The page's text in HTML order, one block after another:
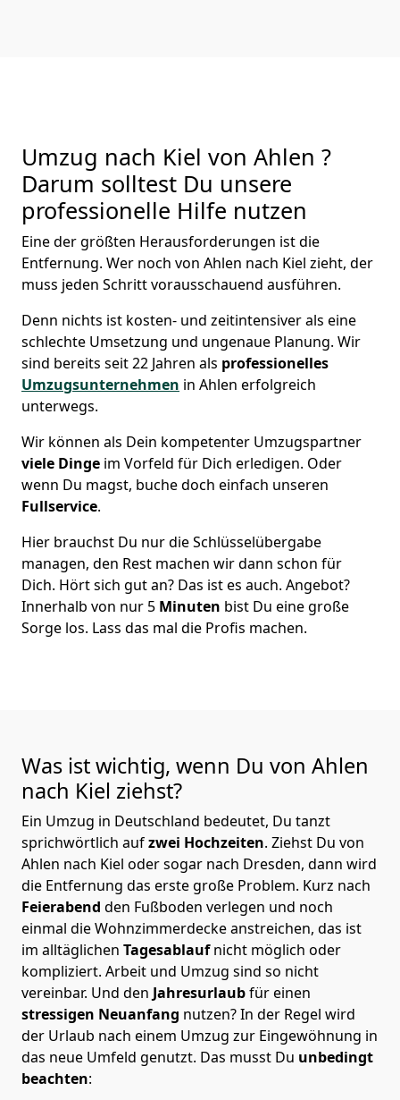
Umzug nach Kiel von Ahlen ?
Darum solltest Du unsere
professionelle Hilfe nutzen
Eine der größten Herausforderungen ist die
Entfernung. Wer noch von Ahlen nach Kiel zieht, der
muss jeden Schritt vorausschauend ausführen.
Denn nichts ist kosten- und zeitintensiver als eine
schlechte Umsetzung und ungenaue Planung. Wir
sind bereits seit 22 Jahren als professionelles
Umzugsunternehmen in Ahlen erfolgreich
unterwegs.
Wir können als Dein kompetenter Umzugspartner
viele Dinge im Vorfeld für Dich erledigen. Oder
wenn Du magst, buche doch einfach unseren
Fullservice.
Hier brauchst Du nur die Schlüsselübergabe
managen, den Rest machen wir dann schon für
Dich. Hört sich gut an? Das ist es auch. Angebot?
Innerhalb von nur 5 Minuten bist Du eine große
Sorge los. Lass das mal die Profis machen.
Was ist wichtig, wenn Du von Ahlen
nach Kiel ziehst?
Ein Umzug in Deutschland bedeutet, Du tanzt
sprichwörtlich aufzwei Hochzeiten. Ziehst Du von
Ahlen nach Kiel oder sogar nach Dresden, dann wird
die Entfernung das erste große Problem. Kurz nach
Feierabend den Fußboden verlegen und noch
einmal die Wohnzimmerdecke anstreichen, das ist
im alltäglichen Tagesablaufnicht möglich oder
kompliziert. Arbeit und Umzug sind so nicht
vereinbar. Und den Jahresurlaubfür einen
stressigen Neuanfang nutzen? In der Regel wird
der Urlaub nach einem Umzug zur Eingewöhnung in
das neue Umfeld genutzt. Das musst Du unbedingt
beachten: